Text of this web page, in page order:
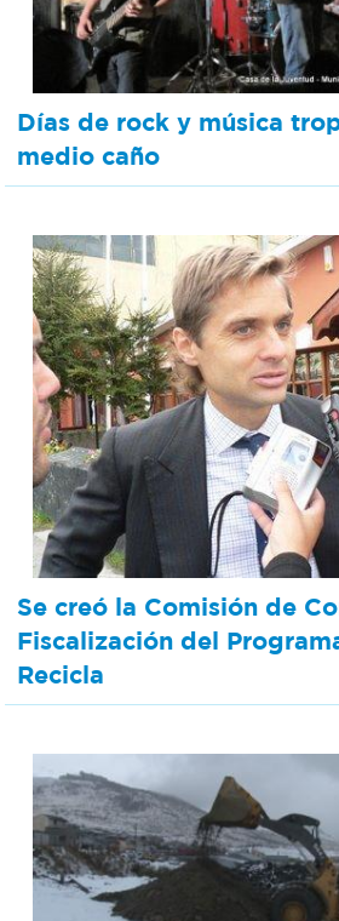
Días de rock y música
medio caño
Se creó la Comisión de
Fiscalización del
Recicla